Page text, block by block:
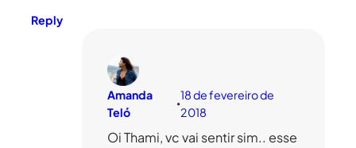
Reply
Amanda
Teló
•
18 de fevereiro de
2018
Oi Thami, vc vai sentir sim.. esse